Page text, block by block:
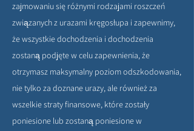
zajmowaniu się różnymi rodzajami roszczeń
związanych z urazami kręgosłupa i zapewnimy,
że wszystkie dochodzenia i dochodzenia
zostaną podjęte w celu zapewnienia, że
otrzymasz maksymalny poziom odszkodowania,
nie tylko za doznane urazy, ale również za
wszelkie straty finansowe, które zostały
poniesione lub zostaną poniesione w